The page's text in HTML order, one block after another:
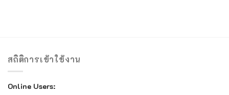
สถิติการเข้าใช้งาน
Online Users: